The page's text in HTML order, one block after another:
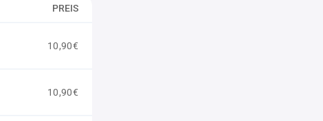
PREIS
10,90€
10,90€